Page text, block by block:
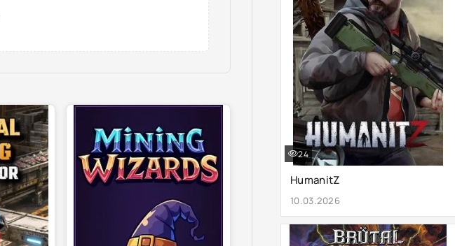
HumanitZ
10.03.2026
24